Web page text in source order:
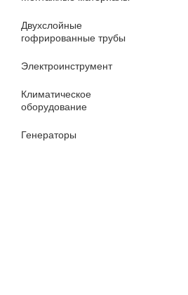
Двухслойные
гофрированные трубы
Электроинструмент
Климатическое
оборудование
Генераторы